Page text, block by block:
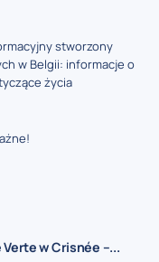
stworzony
w Belgii: informacje o
życia
w Crisnée –...